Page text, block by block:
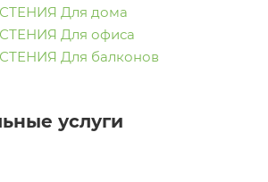
Для дома
Для офиса
Для балконов
услуги